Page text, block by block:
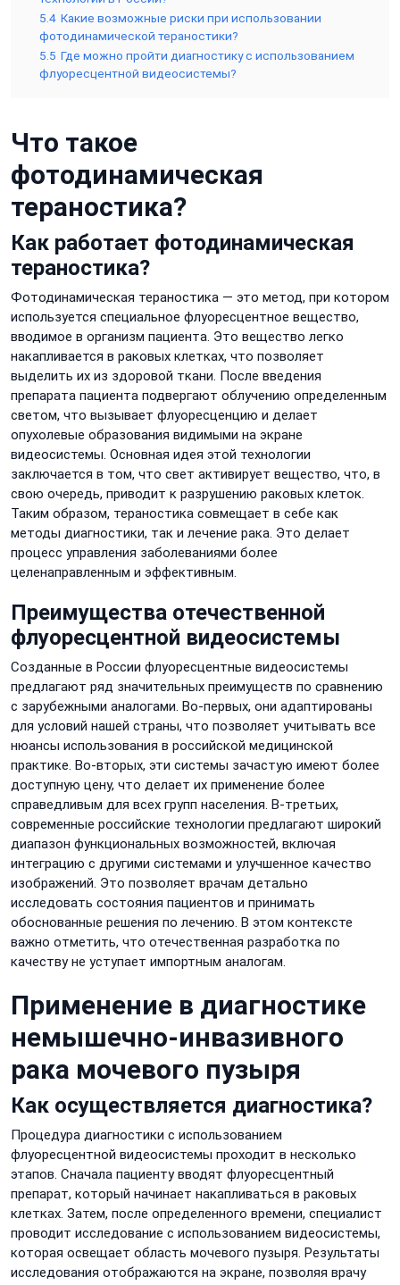
5.4 Какие возможные риски при использовании
фотодинамической тераностики?
5.5 Где можно пройти диагностику с использованием
флуоресцентной видеосистемы?
Что такое
фотодинамическая
тераностика?
Как работает фотодинамическая
тераностика?
Фотодинамическая тераностика — это метод, при котором
используется специальное флуоресцентное вещество,
вводимое в организм пациента. Это вещество легко
накапливается в раковых клетках, что позволяет
выделить их из здоровой ткани. После введения
препарата пациента подвергают облучению определенным
светом, что вызывает флуоресценцию и делает
опухолевые образования видимыми на экране
видеосистемы. Основная идея этой технологии
заключается в том, что свет активирует вещество, что, в
свою очередь, приводит к разрушению раковых клеток.
Таким образом, тераностика совмещает в себе как
методы диагностики, так и лечение рака. Это делает
процесс управления заболеваниями более
целенаправленным и эффективным.
Преимущества отечественной
флуоресцентной видеосистемы
Созданные в России флуоресцентные видеосистемы
предлагают ряд значительных преимуществ по сравнению
с зарубежными аналогами. Во-первых, они адаптированы
для условий нашей страны, что позволяет учитывать все
нюансы использования в российской медицинской
практике. Во-вторых, эти системы зачастую имеют более
доступную цену, что делает их применение более
справедливым для всех групп населения. В-третьих,
современные российские технологии предлагают широкий
диапазон функциональных возможностей, включая
интеграцию с другими системами и улучшенное качество
изображений. Это позволяет врачам детально
исследовать состояния пациентов и принимать
обоснованные решения по лечению. В этом контексте
важно отметить, что отечественная разработка по
качеству не уступает импортным аналогам.
Применение в диагностике
немышечно-инвазивного
рака мочевого пузыря
Как осуществляется диагностика?
Процедура диагностики с использованием
флуоресцентной видеосистемы проходит в несколько
этапов. Сначала пациенту вводят флуоресцентный
препарат, который начинает накапливаться в раковых
клетках. Затем, после определенного времени, специалист
проводит исследование с использованием видеосистемы,
которая освещает область мочевого пузыря. Результаты
исследования отображаются на экране, позволяя врачу